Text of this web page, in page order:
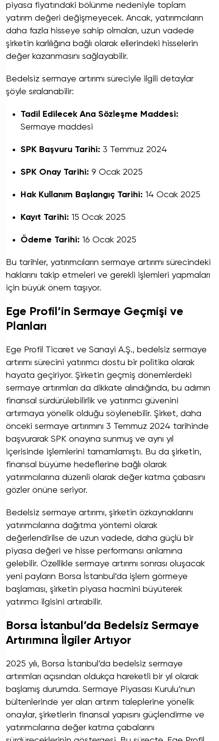
piyasa fiyatındaki bölünme nedeniyle toplam
yatırım değeri değişmeyecek. Ancak, yatırımcıların
daha fazla hisseye sahip olmaları, uzun vadede
şirketin karlılığına bağlı olarak ellerindeki hisselerin
değer kazanmasını sağlayabilir.
Bedelsiz sermaye artırımı süreciyle ilgili detaylar
şöyle sıralanabilir:
Tadil Edilecek Ana Sözleşme Maddesi:
Sermaye maddesi
SPK Başvuru Tarihi: 3 Temmuz 2024
SPK Onay Tarihi: 9 Ocak 2025
Hak Kullanım Başlangıç Tarihi: 14 Ocak 2025
Kayıt Tarihi: 15 Ocak 2025
Ödeme Tarihi: 16 Ocak 2025
Bu tarihler, yatırımcıların sermaye artırımı sürecindeki
haklarını takip etmeleri ve gerekli işlemleri yapmaları
için büyük önem taşıyor.
Ege Profil’in Sermaye Geçmişi ve
Planları
Ege Profil Ticaret ve Sanayi A.Ş., bedelsiz sermaye
artırımı sürecini yatırımcı dostu bir politika olarak
hayata geçiriyor. Şirketin geçmiş dönemlerdeki
sermaye artırımları da dikkate alındığında, bu adımın
finansal sürdürülebilirlik ve yatırımcı güvenini
artırmaya yönelik olduğu söylenebilir. Şirket, daha
önceki sermaye artırımını 3 Temmuz 2024 tarihinde
başvurarak SPK onayına sunmuş ve aynı yıl
içerisinde işlemlerini tamamlamıştı. Bu da şirketin,
finansal büyüme hedeflerine bağlı olarak
yatırımcılarına düzenli olarak değer katma çabasını
gözler önüne seriyor.
Bedelsiz sermaye artırımı, şirketin özkaynaklarını
yatırımcılarına dağıtma yöntemi olarak
değerlendirilse de uzun vadede, daha güçlü bir
piyasa değeri ve hisse performansı anlamına
gelebilir. Özellikle sermaye artırımı sonrası oluşacak
yeni payların Borsa İstanbul’da işlem görmeye
başlaması, şirketin piyasa hacmini büyüterek
yatırımcı ilgisini artırabilir.
Borsa İstanbul’da Bedelsiz Sermaye
Artırımına İlgiler Artıyor
2025 yılı, Borsa İstanbul’da bedelsiz sermaye
artırımları açısından oldukça hareketli bir yıl olarak
başlamış durumda. Sermaye Piyasası Kurulu’nun
bültenlerinde yer alan artırım taleplerine yönelik
onaylar, şirketlerin finansal yapısını güçlendirme ve
yatırımcılarına değer katma çabalarını